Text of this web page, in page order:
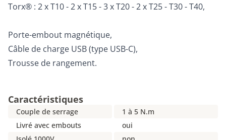
Torx® : 2 x T10 - 2 x T15 - 3 x T20 - 2 x T25 - T30 - T40,
Porte-embout magnétique,
Câble de charge USB (type USB-C),
Trousse de rangement.
Caractéristiques
Couple de serrage
1 à 5 N.m
Livré avec embouts
oui